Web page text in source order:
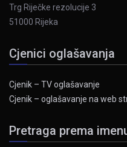
Trg Riječke rezolucije 3
51000 Rijeka
Cjenici oglašavanja
Cjenik – TV oglašavanje
Cjenik – oglašavanje na web
Pretraga prema